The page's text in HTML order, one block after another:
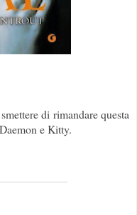
di rimandare questa
e Kitty.